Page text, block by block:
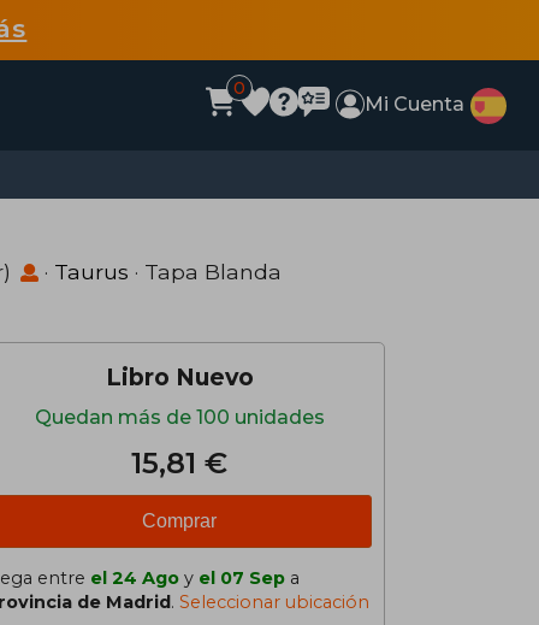
0
Mi Cuenta
· Taurus · Tapa Blanda
Libro Nuevo
Quedan más de 100 unidades
15,81 €
Comprar
entre el 24 Ago y el 07 Sep a
de Madrid. Seleccionar ubicación